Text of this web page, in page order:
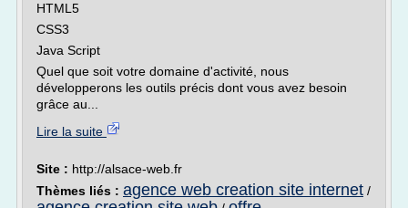
HTML5
CSS3
Java Script
Quel que soit votre domaine d'activité, nous
développerons les outils précis dont vous avez besoin
grâce au...
Lire la suite
Site : http://alsace-web.fr
Thèmes liés : agence web creation site internet /